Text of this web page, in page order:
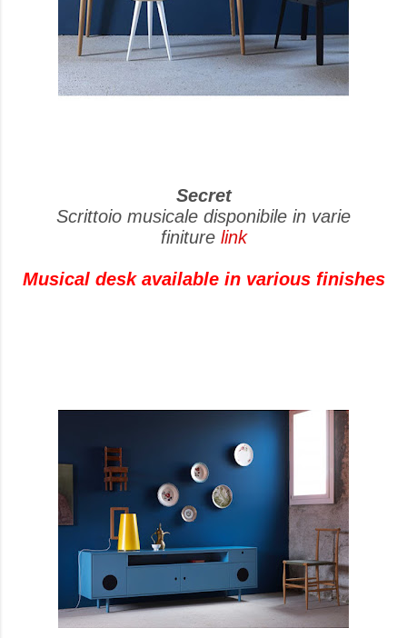
Secret
Scrittoio musicale disponibile in varie
finiture link
Musical desk available in various finishes